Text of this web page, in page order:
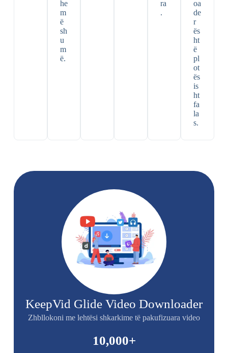
he
m
ë
sh
u
m
ë.
ra
.
oa
de
r
ës
ht
ë
pl
ot
ës
is
ht
fa
la
s.
KeepVid Glide Video Downloader
Zhbllokoni me lehtësi shkarkime të pakufizuara video
10,000+